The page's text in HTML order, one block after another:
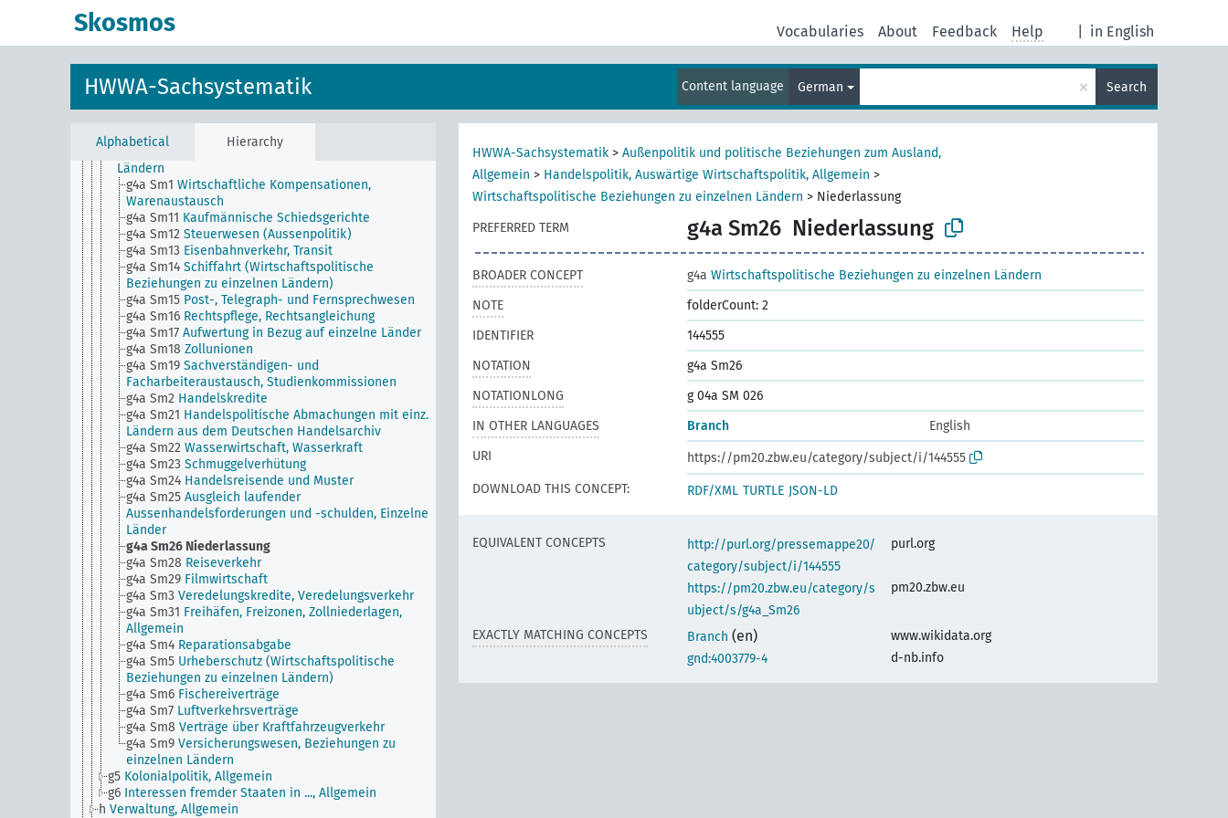
Skosmos in English
Vocabularies About Feedback Help
HWWA-Sachsystematik Content language German × Search
Alphabetical Hierarchy
g4 Sm6 Staatliche Handelskredite,
g4 Sm8 Warenabzeichen zum Schutze der nationalen
(Import - Fabrik - Export)
Wirtschaftspolitische Beziehungen zu einzelnen
Ländern
g4a Sm1 Wirtschaftliche Kompensationen,
Warenaustausch
g4a Sm11 Kaufmännische Schiedsgerichte
g4a Sm12 Steuerwesen (Aussenpolitik)
g4a Sm13 Eisenbahnverkehr, Transit
g4a Sm14 Schiffahrt (Wirtschaftspolitische
Beziehungen zu einzelnen Ländern)
g4a Sm15 Post-, Telegraph- und Fernsprechwesen
g4a Sm16 Rechtspflege, Rechtsangleichung
g4a Sm17 Aufwertung in Bezug auf einzelne Länder
g4a Sm18 Zollunionen
g4a Sm19 Sachverständigen- und
Facharbeiteraustausch, Studienkommissionen
g4a Sm2 Handelskredite
g4a Sm21 Handelspolitische Abmachungen mit einz.
Ländern aus dem Deutschen Handelsarchiv
g4a Sm22 Wasserwirtschaft, Wasserkraft
g4a Sm23 Schmuggelverhütung
g4a Sm24 Handelsreisende und Muster
g4a Sm25 Ausgleich laufender
Aussenhandelsforderungen und -schulden, Einzelne
Länder
g4a Sm26 Niederlassung
g4a Sm28 Reiseverkehr
g4a Sm29 Filmwirtschaft
g4a Sm3 Veredelungskredite, Veredelungsverkehr
g4a Sm31 Freihäfen, Freizonen, Zollniederlagen,
Allgemein
g4a Sm4 Reparationsabgabe
g4a Sm5 Urheberschutz (Wirtschaftspolitische
Beziehungen zu einzelnen Ländern)
g4a Sm6 Fischereiverträge
g4a Sm7 Luftverkehrsverträge
g4a Sm8 Verträge über Kraftfahrzeugverkehr
g4a Sm9 Versicherungswesen, Beziehungen zu
einzelnen Ländern
g5 Kolonialpolitik, Allgemein
g6 Interessen fremder Staaten in ..., Allgemein
h Verwaltung, Allgemein
HWWA-Sachsystematik > Außenpolitik und politische Beziehungen zum Ausland,
Allgemein > Handelspolitik, Auswärtige Wirtschaftspolitik, Allgemein >
Wirtschaftspolitische Beziehungen zu einzelnen Ländern > Niederlassung
PREFERRED TERM
g4a Sm26 Niederlassung
BROADER CONCEPT g4a Wirtschaftspolitische Beziehungen zu einzelnen Ländern
NOTE
folderCount: 2
IDENTIFIER
144555
NOTATION
g4a Sm26
NOTATIONLONG
g 04a SM 026
IN OTHER LANGUAGES
Branch
English
URI
https://pm20.zbw.eu/category/subject/i/144555
DOWNLOAD THIS CONCEPT:
RDF/XML TURTLE JSON-LD
EQUIVALENT CONCEPTS
http://purl.org/pressemappe20/
category/subject/i/144555
purl.org
https://pm20.zbw.eu/category/s
ubject/s/g4a_Sm26
pm20.zbw.eu
EXACTLY MATCHING CONCEPTS Branch (en)
www.wikidata.org
gnd:4003779-4
d-nb.info